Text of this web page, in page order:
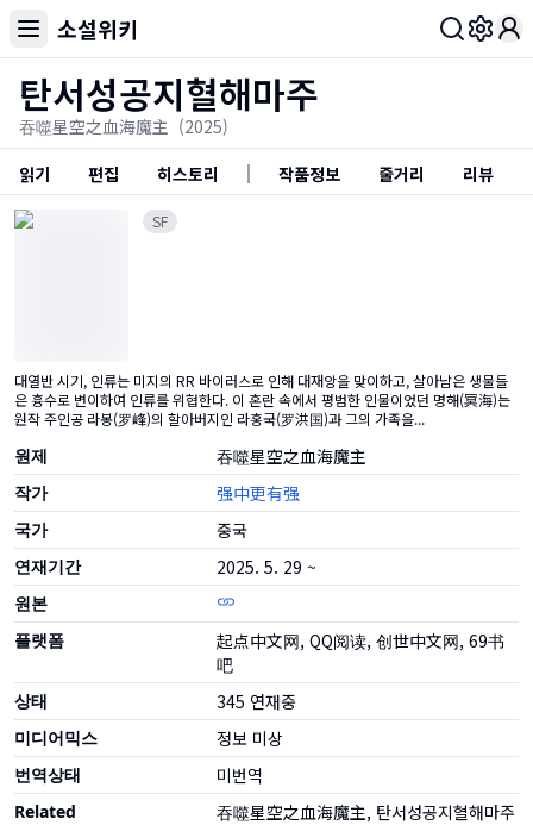
소설위키
탄서성공지혈해마주
吞噬星空之血海魔主 (2025)
읽기
편집 히스토리 작품정보 줄거리 리뷰
SF
대열반 시기, 인류는 미지의 RR 바이러스로 인해 대재앙을 맞이하고, 살아남은 생물들
은 흉수로 변이하여 인류를 위협한다. 이 혼란 속에서 평범한 인물이었던 명해(冥海)는
원작 주인공 라봉(罗峰)의 할아버지인 라홍국(罗洪国)과 그의 가족을...
원제 吞噬星空之血海魔主
작가 强中更有强
국가 중국
연재기간 2025. 5. 29 ~
원본
플랫폼
起点中文网, QQ阅读, 创世中文网, 69书
吧
상태 345 연재중
미디어믹스 정보 미상
번역상태 미번역
Related 吞噬星空之血海魔主, 탄서성공지혈해마주